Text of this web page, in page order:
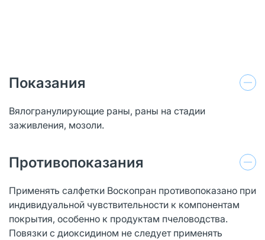
Показания
Вялогранулирующие раны, раны на стадии
заживления, мозоли.
Противопоказания
Применять салфетки Воскопран противопоказано при
индивидуальной чувствительности к компонентам
покрытия, особенно к продуктам пчеловодства.
Повязки с диоксидином не следует применять